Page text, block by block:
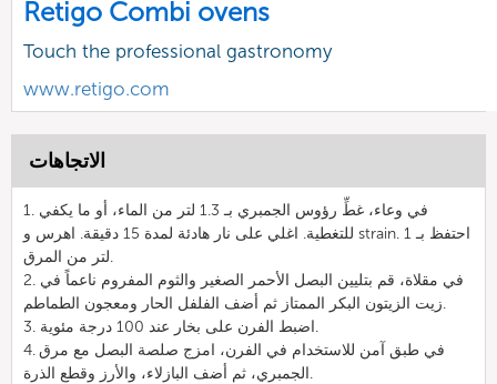
Retigo Combi ovens
Touch the professional gastronomy
www.retigo.com
الاتجاهات
1. في وعاء، غطِّ رؤوس الجمبري بـ 1.3 لتر من الماء، أو ما يكفي
للتغطية. اغلي على نار هادئة لمدة 15 دقيقة. اهرس و strain. احتفظ بـ 1
لتر من المرق.
2. في مقلاة، قم بتليين البصل الأحمر الصغير والثوم المفروم ناعماً في
زيت الزيتون البكر الممتاز ثم أضف الفلفل الحار ومعجون الطماطم.
3. اضبط الفرن على بخار عند 100 درجة مئوية.
4. في طبق آمن للاستخدام في الفرن، امزج صلصة البصل مع مرق
الجمبري، ثم أضف البازلاء، والأرز وقطع الذرة.